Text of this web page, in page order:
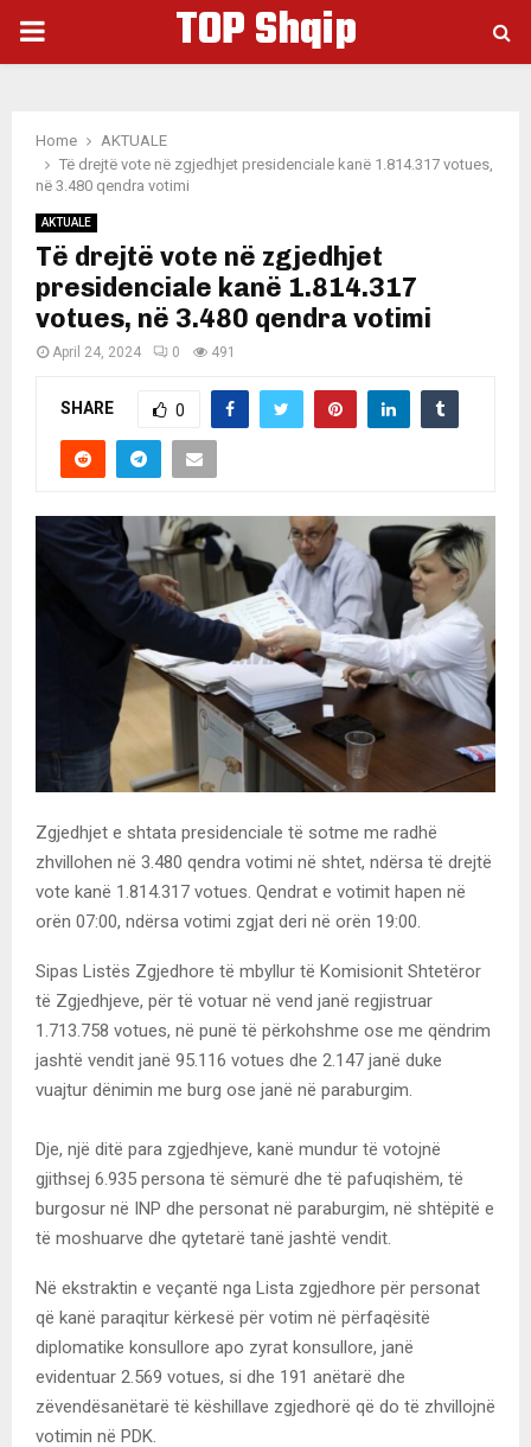
PRIMARY
TOP Shqip
Home
AKTUALE
Të drejtë vote në zgjedhjet presidenciale kanë 1.814.317 votues,
në 3.480 qendra votimi
AKTUALE
Të drejtë vote në zgjedhjet
presidenciale kanë 1.814.317
votues, në 3.480 qendra votimi
April 24, 2024 0 491
SHARE 0
Zgjedhjet e shtata presidenciale të sotme me radhë
zhvillohen në 3.480 qendra votimi në shtet, ndërsa të drejtë
vote kanë 1.814.317 votues. Qendrat e votimit hapen në
orën 07:00, ndërsa votimi zgjat deri në orën 19:00.
Sipas Listës Zgjedhore të mbyllur të Komisionit Shtetëror
të Zgjedhjeve, për të votuar në vend janë regjistruar
1.713.758 votues, në punë të përkohshme ose me qëndrim
jashtë vendit janë 95.116 votues dhe 2.147 janë duke
vuajtur dënimin me burg ose janë në paraburgim.
Dje, një ditë para zgjedhjeve, kanë mundur të votojnë
gjithsej 6.935 persona të sëmurë dhe të pafuqishëm, të
burgosur në INP dhe personat në paraburgim, në shtëpitë e
të moshuarve dhe qytetarë tanë jashtë vendit.
Në ekstraktin e veçantë nga Lista zgjedhore për personat
që kanë paraqitur kërkesë për votim në përfaqësitë
diplomatike konsullore apo zyrat konsullore, janë
evidentuar 2.569 votues, si dhe 191 anëtarë dhe
zëvendësanëtarë të këshillave zgjedhorë që do të zhvillojnë
votimin në PDK.